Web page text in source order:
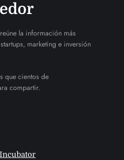
la información más
marketing e inversión
que cientos de
compartir.